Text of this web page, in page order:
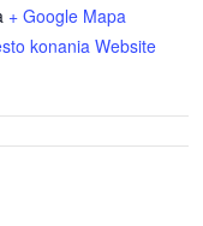
+ Google Mapa
konania Website